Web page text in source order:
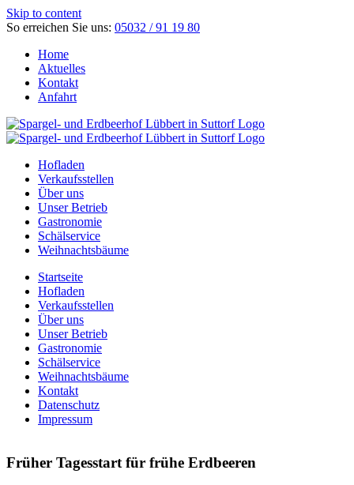
Skip to content
So erreichen Sie uns: 05032 / 91 19 80
Home
Aktuelles
Kontakt
Anfahrt
Hofladen
Verkaufsstellen
Über uns
Unser Betrieb
Gastronomie
Schälservice
Weihnachtsbäume
Startseite
Hofladen
Verkaufsstellen
Über uns
Unser Betrieb
Gastronomie
Schälservice
Weihnachtsbäume
Kontakt
Datenschutz
Impressum
Früher Tagesstart für frühe Erdbeeren